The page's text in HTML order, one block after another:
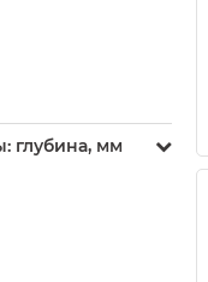
глубина, мм